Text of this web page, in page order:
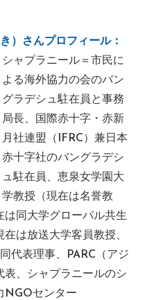
）さんプロフィール：
シャプラニール＝市民に
よる海外協力の会のバン
グラデシュ駐在員と事務
局長、国際赤十字・赤新
月社連盟（IFRC）兼日本
赤十字社のバングラデシ
ュ駐在員、恵泉女学園大
学教授（現在は名誉教
は同大学グローバル共生
は放送大学客員教授、
代表理事、PARC（アジ
表、シャプラニールのシ
NGOセンター